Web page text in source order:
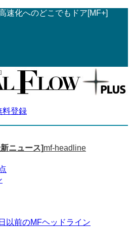
速化へのどこでもドア[MF+]
ニュース]mf-headline
以前のMFヘッドライン